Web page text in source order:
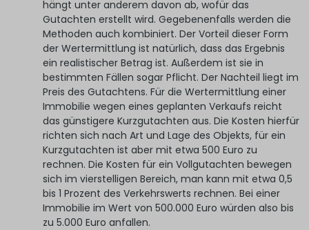
hängt unter anderem davon ab, wofür das
Gutachten erstellt wird. Gegebenenfalls werden die
Methoden auch kombiniert. Der Vorteil dieser Form
der Wertermittlung ist natürlich, dass das Ergebnis
ein realistischer Betrag ist. Außerdem ist sie in
bestimmten Fällen sogar Pflicht. Der Nachteil liegt im
Preis des Gutachtens. Für die Wertermittlung einer
Immobilie wegen eines geplanten Verkaufs reicht
das günstigere Kurzgutachten aus. Die Kosten hierfür
richten sich nach Art und Lage des Objekts, für ein
Kurzgutachten ist aber mit etwa 500 Euro zu
rechnen. Die Kosten für ein Vollgutachten bewegen
sich im vierstelligen Bereich, man kann mit etwa 0,5
bis 1 Prozent des Verkehrswerts rechnen. Bei einer
Immobilie im Wert von 500.000 Euro würden also bis
zu 5.000 Euro anfallen.